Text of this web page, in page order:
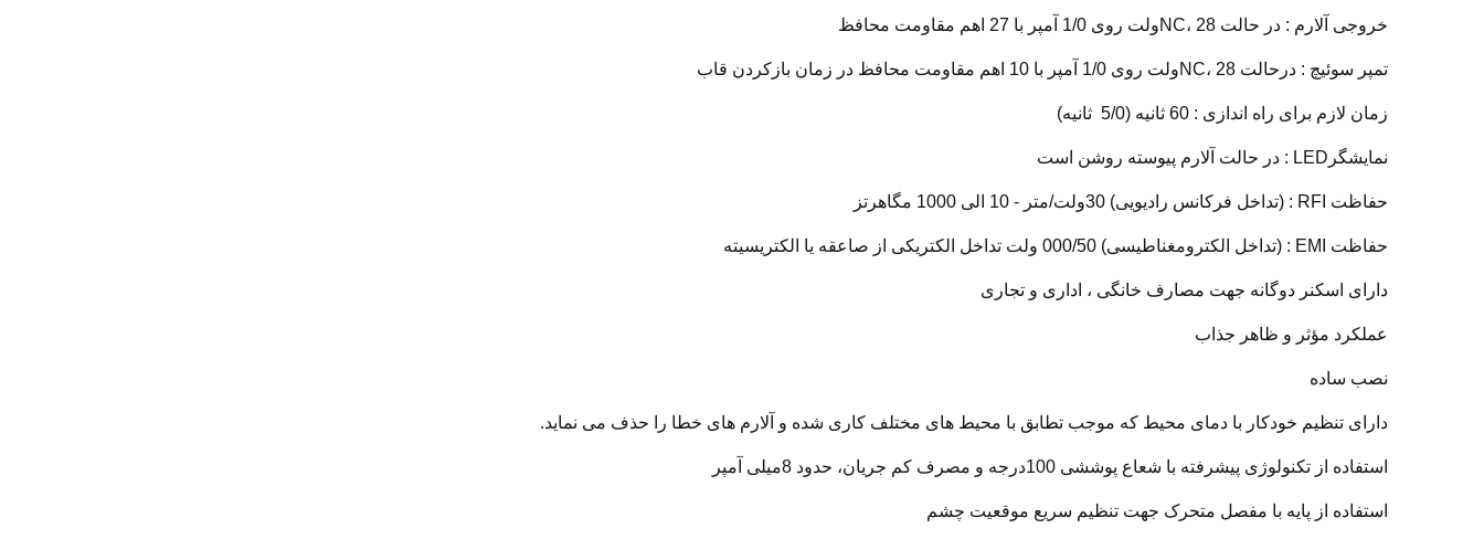
خروجی آلارم : در حالت NC، 28ولت روی 1/0 آمپر با 27 اهم مقاومت محافظ
تمپر سوئیچ : درحالت NC، 28ولت روی 1/0 آمپر با 10 اهم مقاومت محافظ در زمان بازکردن قاب
زمان لازم برای راه اندازی : 60 ثانیه (5/0 ثانیه)
نمایشگرLED : در حالت آلارم پیوسته روشن است
حفاظت RFI : (تداخل فرکانس رادیویی) 30ولت/متر - 10 الی 1000 مگاهرتز
حفاظت EMI : (تداخل الکترومغناطیسی) 000/50 ولت تداخل الکتریکی از صاعقه یا الکتریسیته
دارای اسکنر دوگانه جهت مصارف خانگی ، اداری و تجاری
عملکرد مؤثر و ظاهر جذاب
نصب ساده
دارای تنظیم خودکار با دمای محیط که موجب تطابق با محیط های مختلف کاری شده و آلارم های خطا را حذف می نماید.
استفاده از تکنولوژی پیشرفته با شعاع پوششی 100درجه و مصرف کم جریان، حدود 8میلی آمپر
استفاده از پایه با مفصل متحرک جهت تنظیم سریع موقعیت چشم